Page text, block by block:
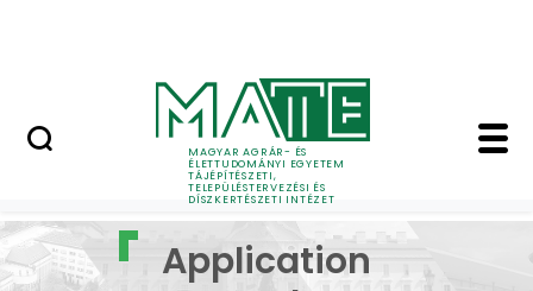
MAGYAR AGRÁR- ÉS
ÉLETTUDOMÁNYI EGYETEM
TÁJÉPÍTÉSZETI,
TELEPÜLÉSTERVEZÉSI ÉS
DÍSZKERTÉSZETI INTÉZET
Application
Landscape Architecture and Garden Design
Application